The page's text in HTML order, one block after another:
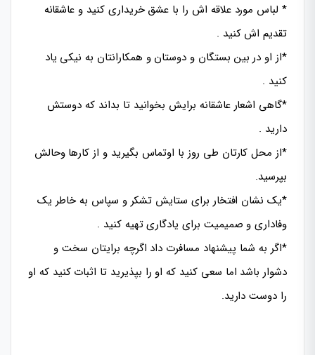
* لباس مورد علاقه اش را با عشق خریداری کنید و عاشقانه
تقدیم اش کنید .
*از او در بین بستگان و دوستان و همکارانتان به نیکی یاد
کنید .
*گاهی اشعار عاشقانه برایش بخوانید تا بداند که دوستش
دارید .
*از محل کارتان طی روز با اوتماس بگیرید و از کارها وحالش
بپرسید.
*یک نشان افتخار برای ستایش تشکر و سپاس به خاطر یک
وفاداری و صمیمیت برای یادگاری تهیه کنید .
*اگر به شما پیشنهاد مسافرت داد اگرچه برایتان سخت و
دشوار باشد اما سعی کنید که او را بپذیرید تا اثبات کنید که او
را دوست دارید.